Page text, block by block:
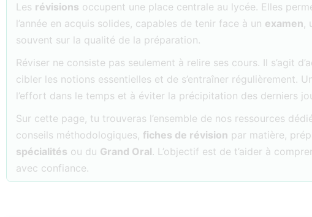
Les révisions occupent une place centrale au lycée. Elles
l’année en acquis solides, capables de tenir face à un examen,
souvent sur la qualité de la préparation.
Réviser ne consiste pas seulement à relire ses cours. Il s’agit
cibler les notions essentielles et de s’entraîner régulièrement.
l’effort dans le temps et à éviter la précipitation des derniers
Sur cette page, tu trouveras l’ensemble de nos ressources
conseils méthodologiques, fiches de révision par matière,
spécialités ou du Grand Oral. L’objectif est de t’aider à
avec confiance.